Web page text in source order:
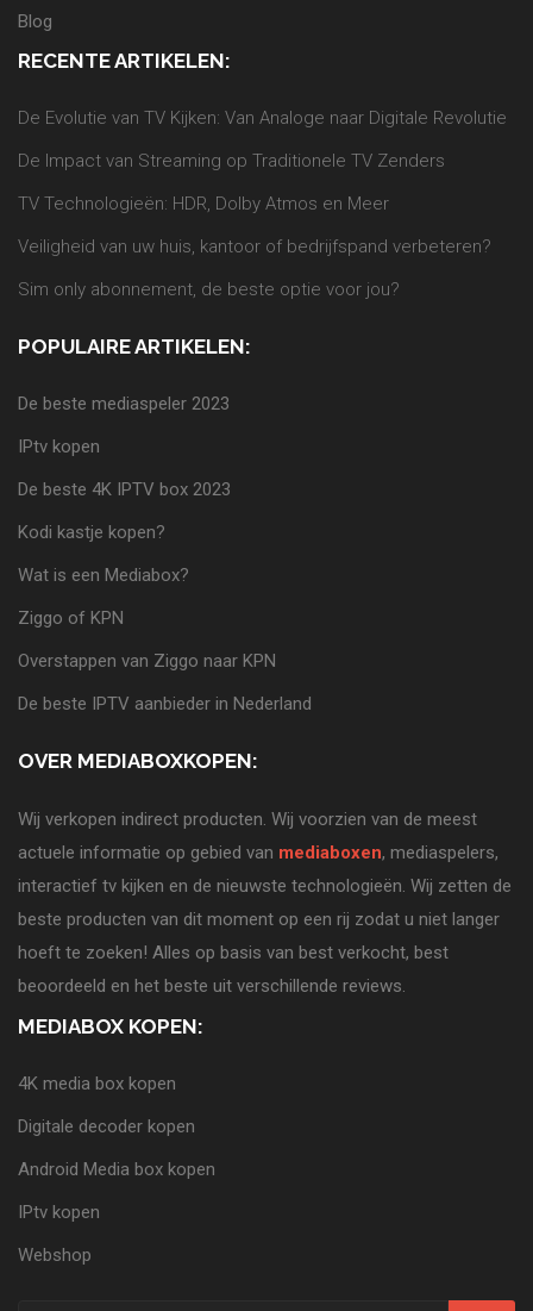
Blog
RECENTE ARTIKELEN:
De Evolutie van TV Kijken: Van Analoge naar Digitale Revolutie
De Impact van Streaming op Traditionele TV Zenders
TV Technologieën: HDR, Dolby Atmos en Meer
Veiligheid van uw huis, kantoor of bedrijfspand verbeteren?
Sim only abonnement, de beste optie voor jou?
POPULAIRE ARTIKELEN:
De beste mediaspeler 2023
IPtv kopen
De beste 4K IPTV box 2023
Kodi kastje kopen?
Wat is een Mediabox?
Ziggo of KPN
Overstappen van Ziggo naar KPN
De beste IPTV aanbieder in Nederland
OVER MEDIABOXKOPEN:
Wij verkopen indirect producten. Wij voorzien van de meest
actuele informatie op gebied van mediaboxen, mediaspelers,
interactief tv kijken en de nieuwste technologieën. Wij zetten de
beste producten van dit moment op een rij zodat u niet langer
hoeft te zoeken! Alles op basis van best verkocht, best
beoordeeld en het beste uit verschillende reviews.
MEDIABOX KOPEN:
4K media box kopen
Digitale decoder kopen
Android Media box kopen
IPtv kopen
Webshop